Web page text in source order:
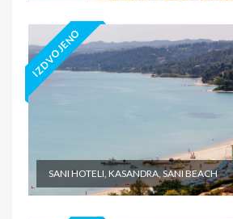
IZDVOJENO
SANI HOTELI, KASANDRA, SANI BEACH